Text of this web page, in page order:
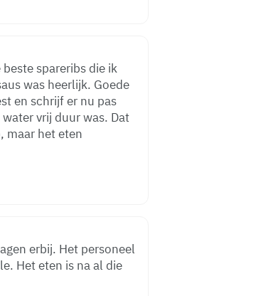
spareribs die ik
heerlijk. Goede
vrij duur was. Dat
erbij. Het personeel
Het eten is na al die